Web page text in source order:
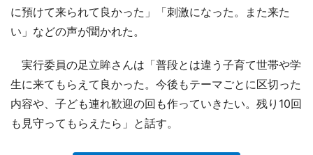
に預けて来られて良かった」「刺激になった。また来た
い」などの声が聞かれた。
実行委員の足立眸さんは「普段とは違う子育て世帯や学
生に来てもらえて良かった。今後もテーマごとに区切った
内容や、子ども連れ歓迎の回も作っていきたい。残り10回
も見守ってもらえたら」と話す。